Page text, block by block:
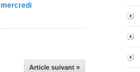
mercredi
Article suivant »